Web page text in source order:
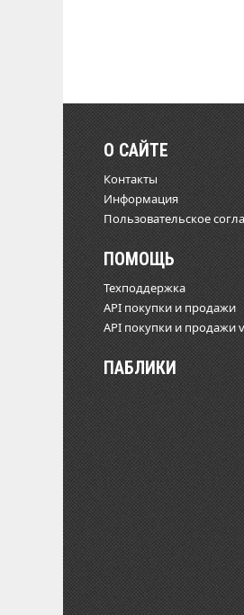
О САЙТЕ
Контакты
Информация
Пользовательское
ПОМОЩЬ
Техподдержка
API покупки и продажи
API покупки и продажи
ПАБЛИКИ